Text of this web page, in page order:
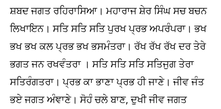
ਸ਼ਬਦ ਜਗਤ ਰਹਿਰਾਸਿਆ। ਮਹਾਰਾਜ ਸ਼ੇਰ ਸਿੰਘ ਸਚ ਬਚਨ
ਲਿਖਾਇਨ। ਸਤਿ ਸਤਿ ਸਤਿ ਪੁਰਖ ਪ੍ਰਭ ਅਪਰੰਪਰਾ। ਭਖ
ਭਖ ਭਖ ਕਲ ਪ੍ਰਭ ਭਖ ਭਸਮੰਤਰਾ। ਰੱਖ ਰੱਖ ਰੱਖ ਦਰ ਤੇਰੇ
ਭਗਤ ਜਨ ਰਖਵੰਤਰਾ । ਸਤਿ ਸਤਿ ਸਤਿ ਸਤਿਜੁਗ ਤੇਰਾ
ਸਤਿਰੰਗਤਰਾ। ਪ੍ਰਭ ਕਾ ਭਾਣਾ ਪ੍ਰਭ ਹੀ ਜਾਣੇ। ਜੀਵ ਜੰਤ
ਭਏ ਜਗਤ ਅੰਞਾਣੇ। ਸੋਹੰ ਚਲੇ ਬਾਣ, ਦੁਖੀ ਜੀਵ ਜਗਤ